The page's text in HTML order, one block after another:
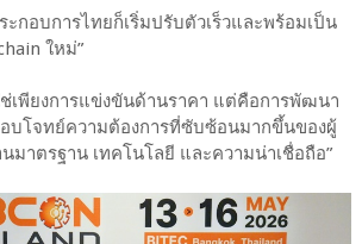
ะกอบการไทยก็เริ่มปรับตัวเร็วและพร้อมเป็น
ใหม่”
เพียงการแข่งขันด้านราคา แต่คือการพัฒนา
บโจทย์ความต้องการที่ซับซ้อนมากขึ้นของผู้
มาตรฐาน เทคโนโลยี และความน่าเชื่อถือ”